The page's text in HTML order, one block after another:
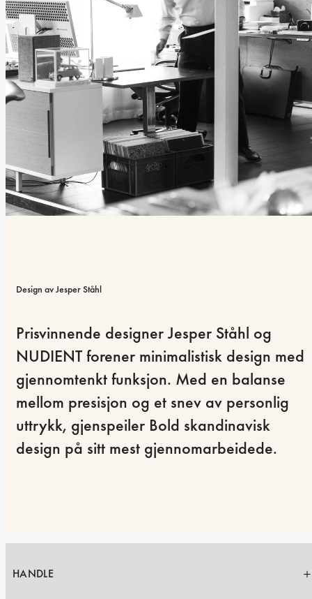
Design av Jesper Ståhl
Prisvinnende designer Jesper Ståhl og
NUDIENT forener minimalistisk design med
gjennomtenkt funksjon. Med en balanse
mellom presisjon og et snev av personlig
uttrykk, gjenspeiler Bold skandinavisk
design på sitt mest gjennomarbeidede.
HANDLE